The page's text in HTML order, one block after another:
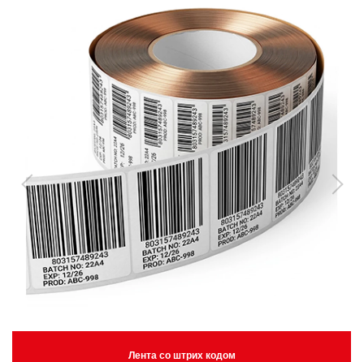
Лента со штрих кодом